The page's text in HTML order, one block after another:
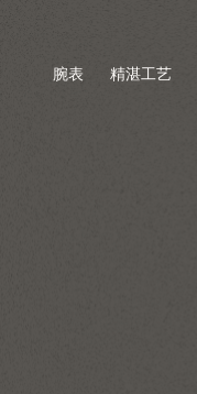
腕表 精湛工艺